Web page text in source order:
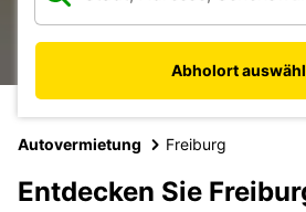
Abholort
Autovermietung Freiburg
Entdecken Sie